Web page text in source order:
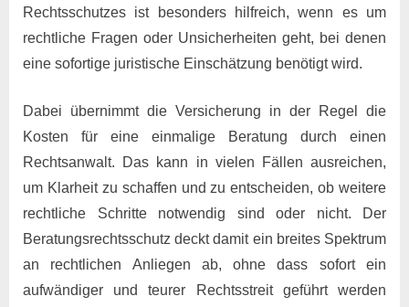
Rechtsschutzes ist besonders hilfreich, wenn es um
rechtliche Fragen oder Unsicherheiten geht, bei denen
eine sofortige juristische Einschätzung benötigt wird.
Dabei übernimmt die Versicherung in der Regel die
Kosten für eine einmalige Beratung durch einen
Rechtsanwalt. Das kann in vielen Fällen ausreichen,
um Klarheit zu schaffen und zu entscheiden, ob weitere
rechtliche Schritte notwendig sind oder nicht. Der
Beratungsrechtsschutz deckt damit ein breites Spektrum
an rechtlichen Anliegen ab, ohne dass sofort ein
aufwändiger und teurer Rechtsstreit geführt werden